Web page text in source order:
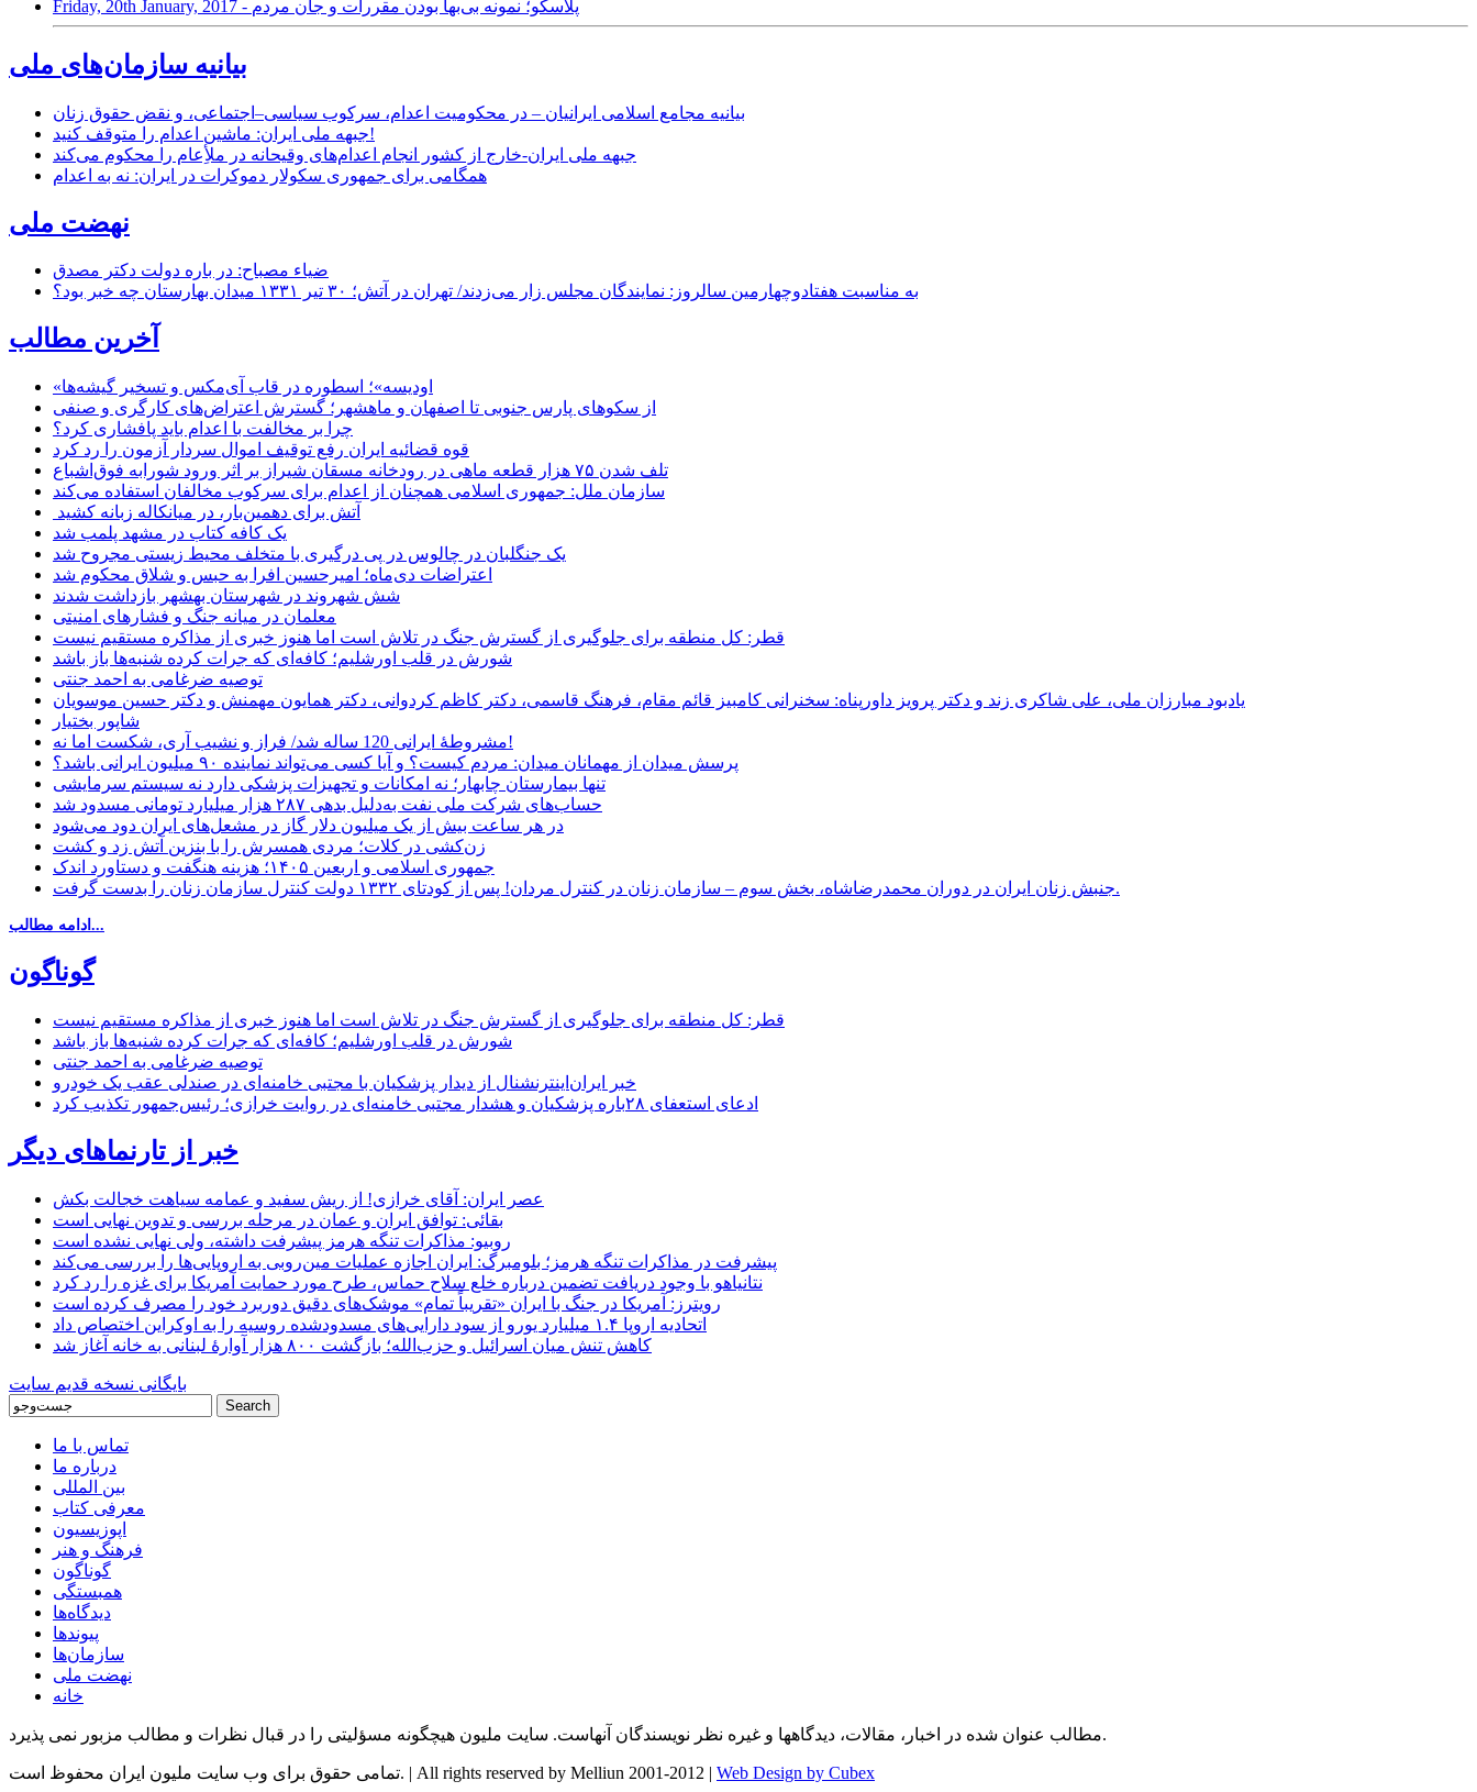
Friday, 20th January, 2017 - پلاسکو؛ نمونه بی‌بها بودن مقررات و جان مردم
بیانیه سازمان‌های ملی
بیانیه مجامع اسلامی ایرانیان – در محکومیت اعدام، سرکوب سیاسی–اجتماعی، و نقض حقوق زنان
جبهه ملی ایران: ماشین اعدام را متوقف کنید!
جبهه ملی ایران-خارج از کشور انجام اعدام‌های وقیحانه در ملأِعام را محکوم می‌کند
همگامی برای جمهوری سکولار دموکرات در ایران: نه به اعدام
نهضت ملی
ضیاء مصباح: در باره دولت دکتر مصدق
به مناسبت هفتادوچهارمین سالروز: نمایندگان مجلس زار می‌زدند/ تهران در آتش؛ ۳۰ تیر ۱۳۳۱ میدان بهارستان چه خبر بود؟
آخرین مطالب
«اودیسه»؛ اسطوره در قاب آی‌مکس و تسخیر گیشه‌ها
از سکوهای پارس جنوبی تا اصفهان و ماهشهر؛ گسترش اعتراض‌های کارگری و صنفی
چرا بر مخالفت با اعدام باید پافشاری کرد؟
قوه قضائیه ایران رفع توقیف اموال سردار آزمون را رد کرد
تلف شدن ۷۵ هزار قطعه ماهی در رودخانه مسقان شیراز بر اثر ورود شورابه فوق‌اشباع
سازمان ملل: جمهوری اسلامی همچنان از اعدام برای سرکوب مخالفان استفاده می‌کند
آتش برای دهمین‌بار، در میانکاله زبانه کشید
یک کافه کتاب در مشهد پلمب شد
یک جنگلبان در چالوس در پی درگیری با متخلف محیط زیستی مجروح شد
اعتراضات دی‌ماه؛ امیرحسین افرا به حبس و شلاق محکوم شد
شش شهروند در شهرستان بهشهر بازداشت شدند
معلمان در میانه جنگ و فشارهای امنیتی
قطر: کل منطقه برای جلوگیری از گسترش جنگ در تلاش است اما هنوز خبری از مذاکره مستقیم نیست
شورش در قلب اورشلیم؛ کافه‌ای که جرات کرده شنبه‌ها باز باشد
توصیه ضرغامی به احمد جنتی
یادبود مبارزان ملی، علی شاکری زند و دکتر پرویز داورپناه: سخنرانی کامبیز قائم مقام، فرهنگ قاسمی، دکتر کاظم کردوانی، دکتر همایون مهمنش و دکتر حسین موسویان
شاپور بختیار
مشروطۀ ایرانی 120 ساله شد/ فراز و نشیب آری، شکست اما نه!
پرسش میدان از مهمانان میدان: مردم کیست؟ و آیا کسی می‌تواند نماینده ۹۰ میلیون ایرانی باشد؟
تنها بیمارستان چابهار؛ نه امکانات و تجهیزات پزشکی دارد نه سیستم سرمایشی
حساب‌های شرکت ملی نفت به‌دلیل بدهی ۲۸۷ هزار میلیارد تومانی مسدود شد
در هر ساعت بیش از یک میلیون دلار گاز در مشعل‌های ایران دود می‌شود
زن‌کشی در کلات؛ مردی همسرش را با بنزین آتش زد و کشت
جمهوری اسلامی و اربعین ۱۴۰۵؛ هزینه هنگفت و دستاورد اندک
جنبش زنان ایران در دوران محمدرضاشاه، بخش سوم – سازمان زنان در کنترل مردان! پس از کودتای ۱۳۳۲ دولت کنترل سازمان زنان را بدست گرفت.
ادامه مطالب...
گوناگون
قطر: کل منطقه برای جلوگیری از گسترش جنگ در تلاش است اما هنوز خبری از مذاکره مستقیم نیست
شورش در قلب اورشلیم؛ کافه‌ای که جرات کرده شنبه‌ها باز باشد
توصیه ضرغامی به احمد جنتی
خبر ایران‌اینترنشنال از دیدار پزشکیان با مجتبی خامنه‌ای در صندلی عقب یک خودرو
ادعای استعفای ۲۸باره پزشکیان و هشدار مجتبی خامنه‌ای در روایت خرازی؛ رئیس‌جمهور تکذیب کرد
خبر از تارنماهای دیگر
عصر ایران: آقای خرازی! از ریش سفید و عمامه سیاهت خجالت بکش
بقائی: توافق ایران و عمان در مرحله بررسی و تدوین نهایی است
روبیو: مذاکرات تنگه هرمز پیشرفت داشته، ولی نهایی نشده است
پیشرفت در مذاکرات تنگه هرمز؛ بلومبرگ: ایران اجازه عملیات مین‌روبی به اروپایی‌ها را بررسی می‌کند
نتانیاهو با وجود دریافت تضمین درباره خلع سلاح حماس، طرح مورد حمایت آمریکا برای غزه را رد کرد
رویترز: آمریکا در جنگ با ایران «تقریباً تمام» موشک‌های دقیق دوربرد خود را مصرف کرده است
اتحادیه اروپا ۱.۴ میلیارد یورو از سود دارایی‌های مسدودشده روسیه را به اوکراین ‏اختصاص داد
کاهش تنش میان اسرائیل و حزب‌الله؛ بازگشت ۸۰۰ هزار آوارۀ لبنانی به خانه‌ آغاز شد
بایگانی نسخه قدیم سایت
تماس با ما
درباره ما
بین المللی
معرفی کتاب
اپوزیسیون
فرهنگ و هنر
گوناگون
همبستگی
دیدگاه‌ها
پیوندها
سازمان‌ها
نهضت ملی
خانه
مطالب عنوان شده در اخبار، مقالات، دیدگاهها و غیره نظر نویسندگان آنهاست. سایت ملیون هیچگونه مسؤلیتی را در قبال نظرات و مطالب مزبور نمی پذیرد.
تمامی حقوق برای وب سایت ملیون ایران محفوظ است. | All rights reserved by Melliun 2001-2012 | Web Design by Cubex